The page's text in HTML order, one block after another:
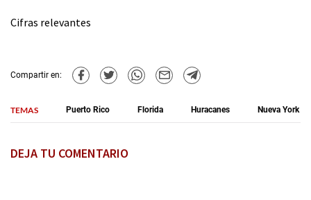
Cifras relevantes
Compartir en:
TEMAS Puerto Rico Florida Huracanes Nueva York
DEJA TU COMENTARIO